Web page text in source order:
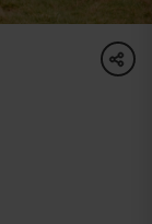
share